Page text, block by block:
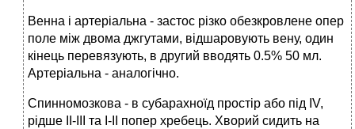
Венна і артеріальна - застос різко обезкровлене опер
поле між двома джгутами, відшаровують вену, один
кінець перевязують, в другий вводять 0.5% 50 мл.
Артеріальна - аналогічно.
Спинномозкова - в субарахноїд простір або під IV,
рідше ІІ-ІІІ та І-ІІ попер хребець. Хворий сидить на